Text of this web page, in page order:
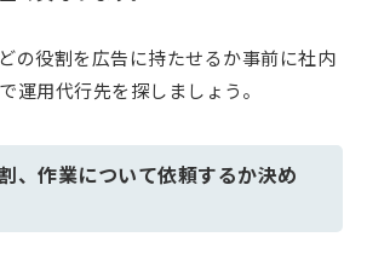
の役割を広告に持たせるか事前に社内
運用代行先を探しましょう。
、作業について依頼するか決め